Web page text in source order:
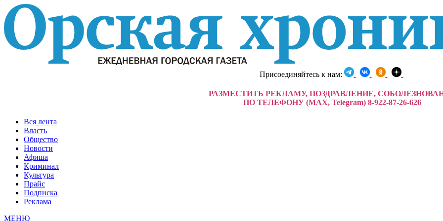
Присоединяйтесь к нам:
РАЗМЕСТИТЬ РЕКЛАМУ, ПОЗДРАВЛЕНИЕ,
ПО ТЕЛЕФОНУ (MAX, Telegram) 8-922-87-26-626
Вся лента
Власть
Общество
Новости
Афиша
Криминал
Культура
Прайс
Подписка
Реклама
МЕНЮ